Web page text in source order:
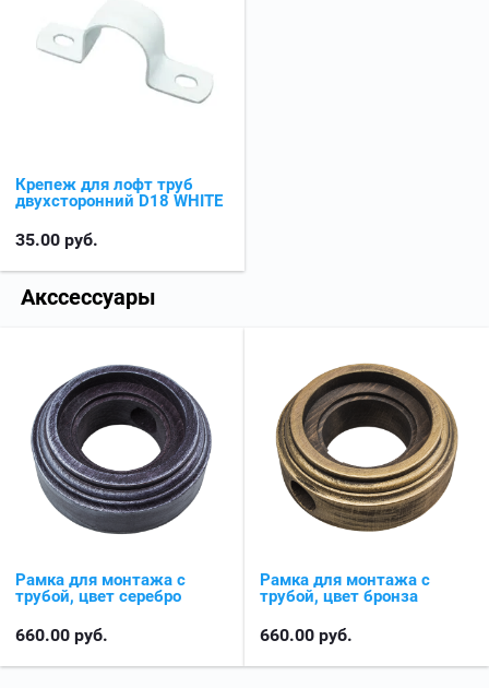
Крепеж для лофт труб
двухсторонний D18 WHITE
35.00 руб.
Акссессуары
Рамка для монтажа с
трубой, цвет серебро
660.00 руб.
Рамка для монтажа с
трубой, цвет бронза
660.00 руб.